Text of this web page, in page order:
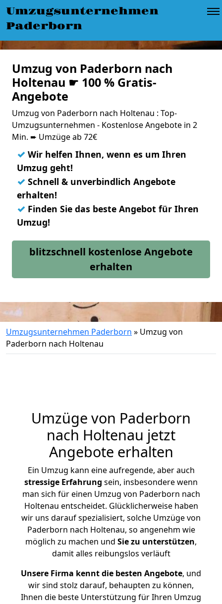
Umzugsunternehmen
Paderborn
Umzug von Paderborn nach
Holtenau ☛ 100 % Gratis-
Angebote
Umzug von Paderborn nach Holtenau : Top-
Umzugsunternehmen - Kostenlose Angebote in 2
Min. ➨ Umzüge ab 72€
✓ Wir helfen Ihnen, wenn es um Ihren
Umzug geht!
✓ Schnell & unverbindlich Angebote
erhalten!
✓ Finden Sie das beste Angebot für Ihren
Umzug!
blitzschnell kostenlose Angebote
erhalten
Umzugsunternehmen Paderborn » Umzug von
Paderborn nach Holtenau
Umzüge von Paderborn
nach Holtenau jetzt
Angebote erhalten
Ein Umzug kann eine aufregende, aber auch
stressige Erfahrung sein, insbesondere wenn
man sich für einen Umzug von Paderborn nach
Holtenau entscheidet. Glücklicherweise haben
wir uns darauf spezialisiert, solche Umzüge von
Paderborn nach Holtenau, so angenehm wie
möglich zu machen und Sie zu unterstützen,
damit alles reibungslos verläuft
Unsere Firma kennt die besten Angebote, und
wir sind stolz darauf, behaupten zu können,
Ihnen die beste Unterstützung für Ihren Umzug